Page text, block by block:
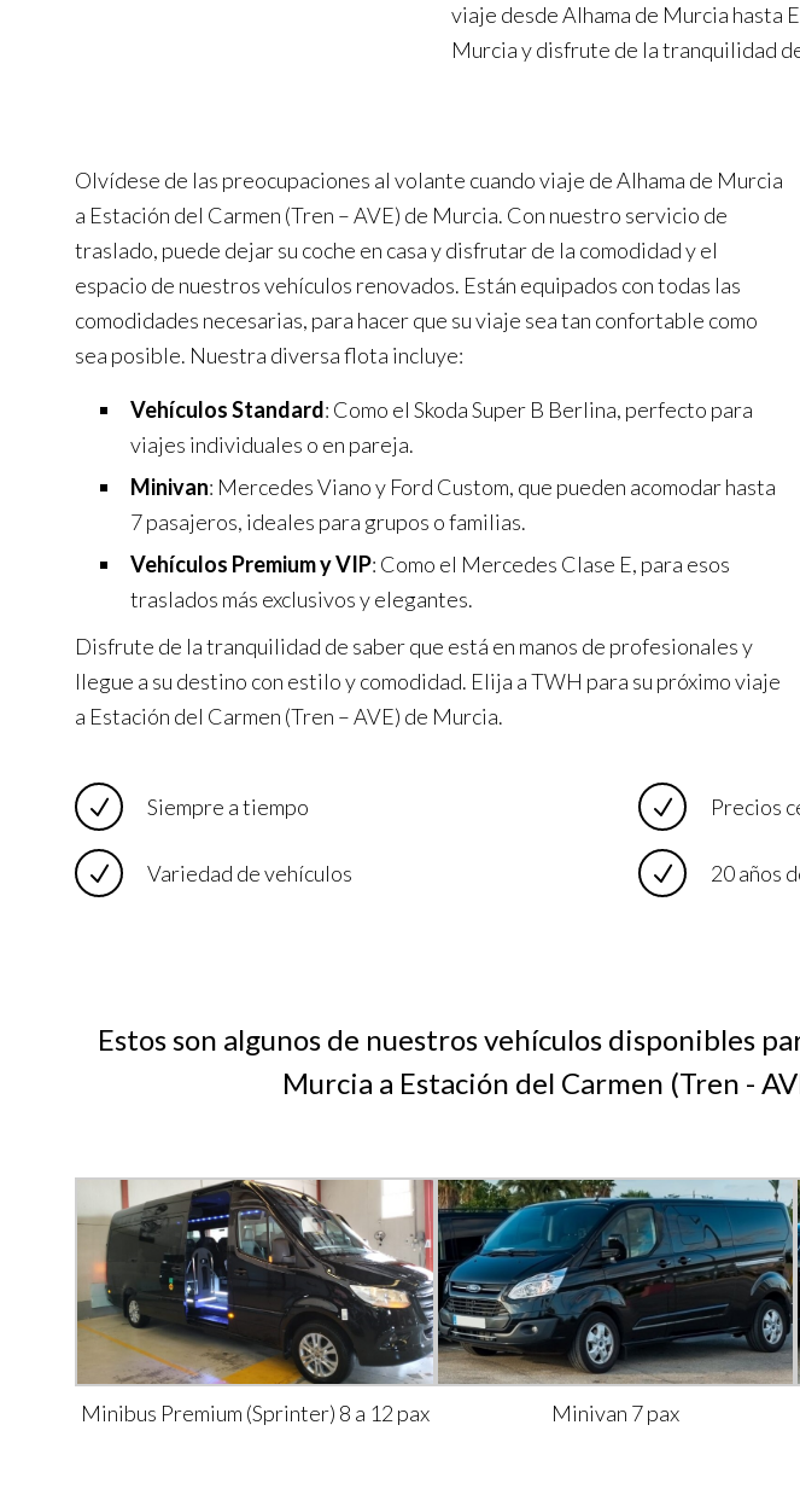
viaje desde Alhama de Murcia hasta
Murcia y disfrute de la tranquilidad
Olvídese de las preocupaciones al volante cuando viaje de Alhama de Murcia
a Estación del Carmen (Tren – AVE) de Murcia. Con nuestro servicio de
traslado, puede dejar su coche en casa y disfrutar de la comodidad y el
espacio de nuestros vehículos renovados. Están equipados con todas las
comodidades necesarias, para hacer que su viaje sea tan confortable como
sea posible. Nuestra diversa flota incluye:
Vehículos Standard: Como el Skoda Super B Berlina, perfecto para
viajes individuales o en pareja.
Minivan: Mercedes Viano y Ford Custom, que pueden acomodar hasta
7 pasajeros, ideales para grupos o familias.
Vehículos Premium y VIP: Como el Mercedes Clase E, para esos
traslados más exclusivos y elegantes.
Disfrute de la tranquilidad de saber que está en manos de profesionales y
llegue a su destino con estilo y comodidad. Elija a TWH para su próximo viaje
a Estación del Carmen (Tren – AVE) de Murcia.
Siempre a tiempo
Variedad de vehículos
Precios
20 años
Estos son algunos de nuestros vehículos disponibles
Murcia a Estación del Carmen (Tren -
Minibus Premium (Sprinter) 8 a 12 pax Minivan 7 pax